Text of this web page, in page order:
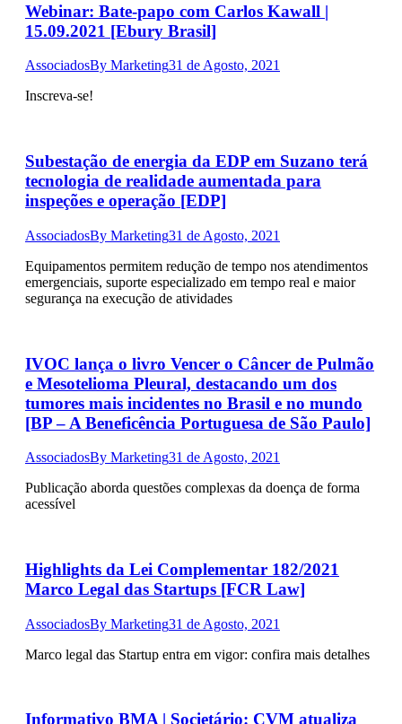
Webinar: Bate-papo com Carlos Kawall |
15.09.2021 [Ebury Brasil]
AssociadosBy Marketing31 de Agosto, 2021
Inscreva-se!
Subestação de energia da EDP em Suzano terá
tecnologia de realidade aumentada para
inspeções e operação [EDP]
AssociadosBy Marketing31 de Agosto, 2021
Equipamentos permitem redução de tempo nos atendimentos
emergenciais, suporte especializado em tempo real e maior
segurança na execução de atividades
IVOC lança o livro Vencer o Câncer de Pulmão
e Mesotelioma Pleural, destacando um dos
tumores mais incidentes no Brasil e no mundo
[BP – A Beneficência Portuguesa de São Paulo]
AssociadosBy Marketing31 de Agosto, 2021
Publicação aborda questões complexas da doença de forma
acessível
Highlights da Lei Complementar 182/2021
Marco Legal das Startups [FCR Law]
AssociadosBy Marketing31 de Agosto, 2021
Marco legal das Startup entra em vigor: confira mais detalhes
Informativo BMA | Societário: CVM atualiza